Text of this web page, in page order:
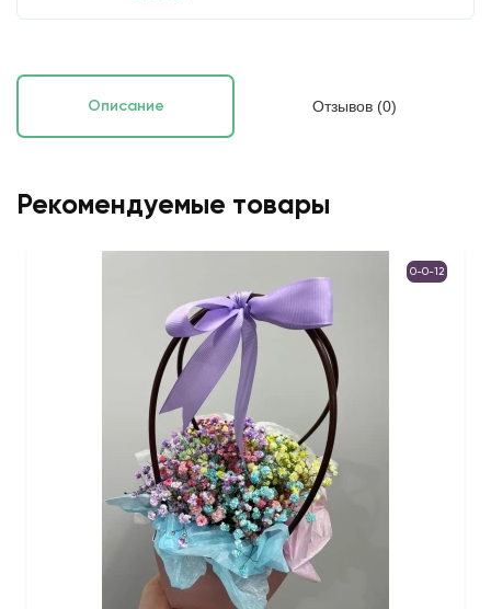
Описание Отзывов (0)
Рекомендуемые товары
0-0-12